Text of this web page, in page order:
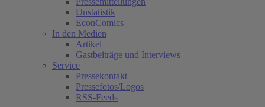
Unstatistik
EconComics
In den Medien
Artikel
Gastbeiträge und Interviews
Service
Pressekontakt
Pressefotos/Logos
RSS-Feeds